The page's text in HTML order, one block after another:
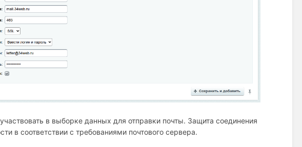
в выборке данных для отправки почты. Защита соединения
в соответствии с требованиями почтового сервера.